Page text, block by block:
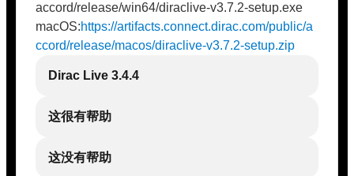
accord/release/win64/diraclive-v3.7.2-setup.exe
macOS:https://artifacts.connect.dirac.com/public/a
ccord/release/macos/diraclive-v3.7.2-setup.zip
Dirac Live 3.4.4
这很有帮助
这没有帮助